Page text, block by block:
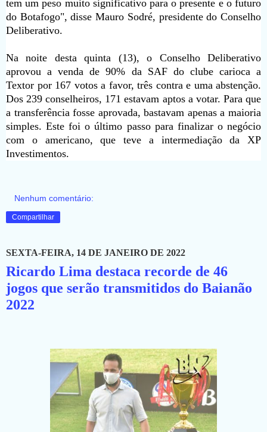
tem um peso muito significativo para o presente e o futuro
do Botafogo", disse Mauro Sodré, presidente do Conselho
Deliberativo.
Na noite desta quinta (13), o Conselho Deliberativo
aprovou a venda de 90% da SAF do clube carioca a
Textor por 167 votos a favor, três contra e uma abstenção.
Dos 239 conselheiros, 171 estavam aptos a votar. Para que
a transferência fosse aprovada, bastavam apenas a maioria
simples. Este foi o último passo para finalizar o negócio
com o americano, que teve a intermediação da XP
Investimentos.
Nenhum comentário:
Compartilhar
SEXTA-FEIRA, 14 DE JANEIRO DE 2022
Ricardo Lima destaca recorde de 46
jogos que serão transmitidos do Baianão
2022